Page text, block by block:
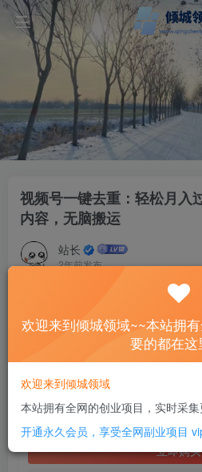
视频号一键去重：轻松月入
内容，无脑搬运
站长
2年前发布
此内容为付费资源，请付费后查看
SVIP全站会员 免费
立即购买
欢迎来到倾城领域~~本站拥
要的都在这
欢迎来到倾城领域
本站拥有全网的创业项目，实时采
开通永久会员，享受全网副业项目